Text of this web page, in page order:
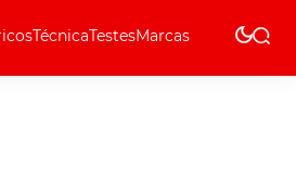
TécnicaTestesMarcas